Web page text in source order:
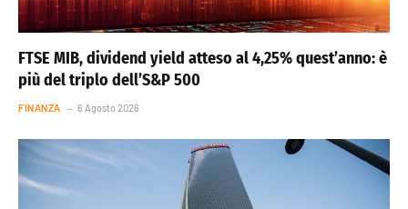
FTSE MIB, dividend yield atteso al 4,25% quest’anno: è
più del triplo dell’S&P 500
FINANZA 6 Agosto 2026